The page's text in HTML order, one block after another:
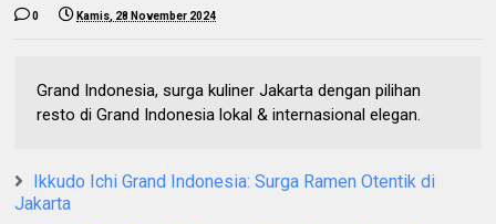
0 Kamis, 28 November 2024
Grand Indonesia, surga kuliner Jakarta dengan pilihan
resto di Grand Indonesia lokal & internasional elegan.
Ikkudo Ichi Grand Indonesia: Surga Ramen Otentik di
Jakarta